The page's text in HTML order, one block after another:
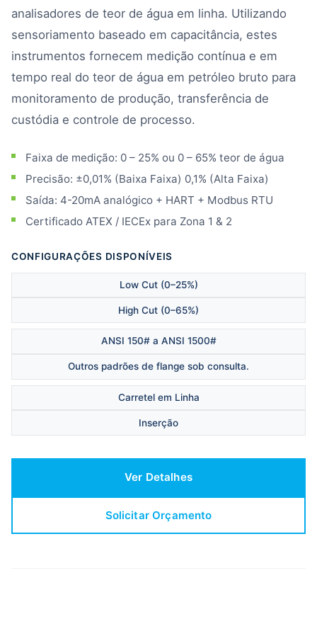
analisadores de teor de água em linha. Utilizando
sensoriamento baseado em capacitância, estes
instrumentos fornecem medição contínua e em
tempo real do teor de água em petróleo bruto para
monitoramento de produção, transferência de
custódia e controle de processo.
Faixa de medição: 0 – 25% ou 0 – 65% teor de água
Precisão: ±0,01% (Baixa Faixa) 0,1% (Alta Faixa)
Saída: 4-20mA analógico + HART + Modbus RTU
Certificado ATEX / IECEx para Zona 1 & 2
CONFIGURAÇÕES DISPONÍVEIS
Low Cut (0–25%)
High Cut (0–65%)
ANSI 150# a ANSI 1500#
Outros padrões de flange sob consulta.
Carretel em Linha
Inserção
Ver Detalhes
Solicitar Orçamento